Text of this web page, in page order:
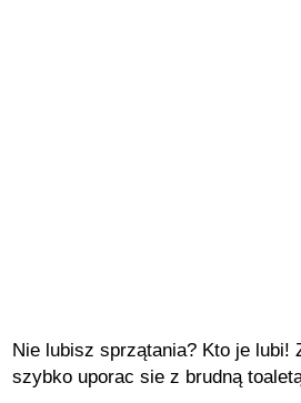
Nie lubisz sprzątania? Kto je lubi!
szybko uporac sie z brudną